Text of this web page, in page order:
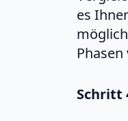
es
Schritt